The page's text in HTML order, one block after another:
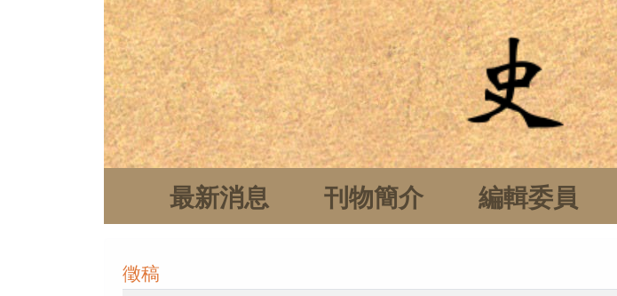
最新消息 刊物簡介 編輯委員
徵稿